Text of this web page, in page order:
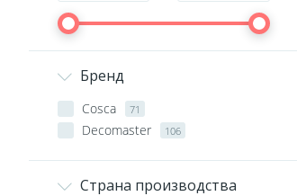
Бренд
Cosca 71
Decomaster 106
Страна производства